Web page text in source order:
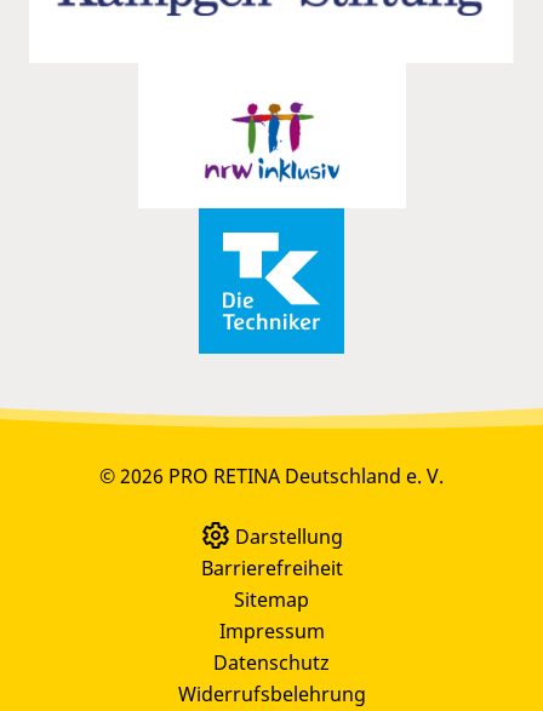
© 2026 PRO RETINA Deutschland e. V.
Darstellung
Barrierefreiheit
Sitemap
Impressum
Datenschutz
Widerrufsbelehrung